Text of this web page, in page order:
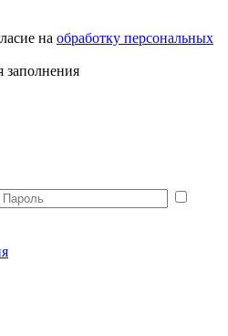
на обработку персональных
заполнения